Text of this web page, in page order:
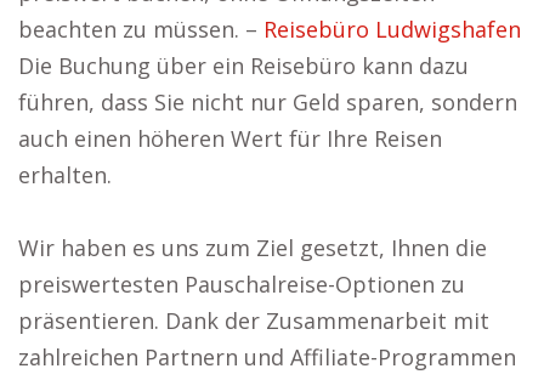
beachten zu müssen. – Reisebüro Ludwigshafen
Die Buchung über ein Reisebüro kann dazu
führen, dass Sie nicht nur Geld sparen, sondern
auch einen höheren Wert für Ihre Reisen
erhalten.
Wir haben es uns zum Ziel gesetzt, Ihnen die
preiswertesten Pauschalreise-Optionen zu
präsentieren. Dank der Zusammenarbeit mit
zahlreichen Partnern und Affiliate-Programmen